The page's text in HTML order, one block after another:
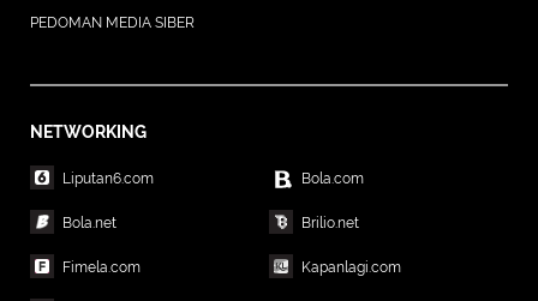
PEDOMAN MEDIA SIBER
NETWORKING
Liputan6.com Bola.com
Bola.net Brilio.net
Fimela.com Kapanlagi.com